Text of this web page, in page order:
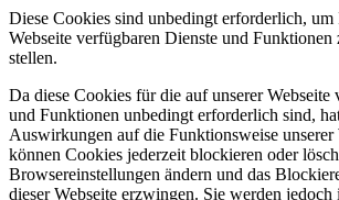
Diese Cookies sind unbedingt erforderlich, um
Webseite verfügbaren Dienste und Funktionen
stellen.
Da diese Cookies für die auf unserer Webseite
und Funktionen unbedingt erforderlich sind,
Auswirkungen auf die Funktionsweise unserer
können Cookies jederzeit blockieren oder
Browsereinstellungen ändern und das
dieser Webseite erzwingen. Sie werden